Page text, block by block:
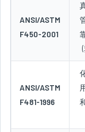
ANSI/ASTM
F450-2001
ANSI/ASTM
F481-1996